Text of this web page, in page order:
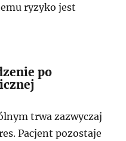
ryzyko jest
po
trwa zazwyczaj
Pacjent pozostaje